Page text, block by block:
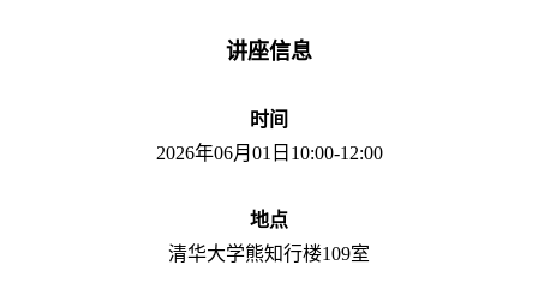
讲座信息
时间
2026年06月01日10:00-12:00
地点
清华大学熊知行楼109室